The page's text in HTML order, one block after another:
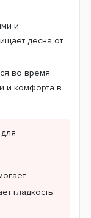
и
десна от
во время
и комфорта в
гладкость